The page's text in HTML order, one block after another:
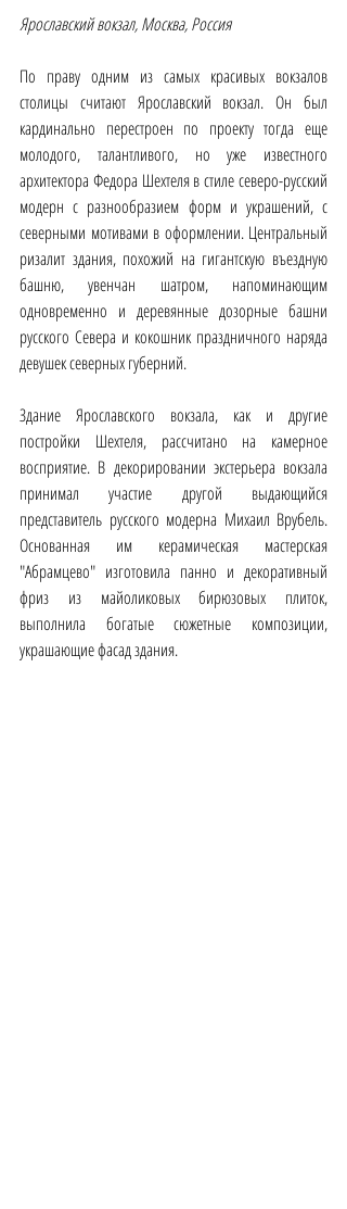
Ярославский вокзал, Москва, Россия
По праву одним из самых красивых вокзалов
столицы считают Ярославский вокзал. Он был
кардинально перестроен по проекту тогда еще
молодого, талантливого, но уже известного
архитектора Федора Шехтеля в стиле северо-русский
модерн с разнообразием форм и украшений, с
северными мотивами в оформлении. Центральный
ризалит здания, похожий на гигантскую въездную
башню, увенчан шатром, напоминающим
одновременно и деревянные дозорные башни
русского Севера и кокошник праздничного наряда
девушек северных губерний.
Здание Ярославского вокзала, как и другие
постройки Шехтеля, рассчитано на камерное
восприятие. В декорировании экстерьера вокзала
принимал участие другой выдающийся
представитель русского модерна Михаил Врубель.
Основанная им керамическая мастерская
"Абрамцево" изготовила панно и декоративный
фриз из майоликовых бирюзовых плиток,
выполнила богатые сюжетные композиции,
украшающие фасад здания.